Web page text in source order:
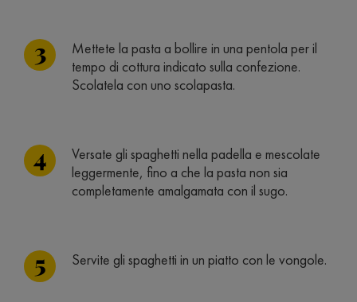
Mettete la pasta a bollire in una pentola per il
tempo di cottura indicato sulla confezione.
Scolatela con uno scolapasta.
Versate gli spaghetti nella padella e mescolate
leggermente, fino a che la pasta non sia
completamente amalgamata con il sugo.
Servite gli spaghetti in un piatto con le vongole.